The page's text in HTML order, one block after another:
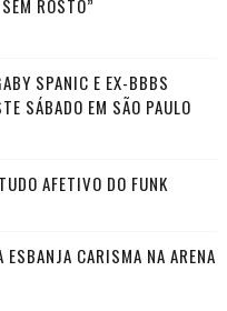
ROSTO”
SPANIC E EX-BBBS
SÁBADO EM SÃO PAULO
AFETIVO DO FUNK
ESBANJA CARISMA NA ARENA